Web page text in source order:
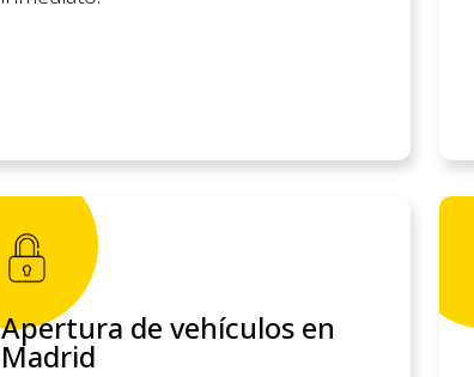
Apertura de vehículos en
Madrid